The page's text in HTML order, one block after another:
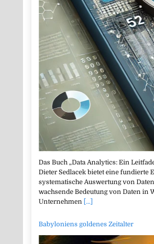
Das Buch „Data Analytics: Ein
Dieter Sedlacek bietet eine fundierte
systematische Auswertung von
wachsende Bedeutung von Daten in
Unternehmen [...]
Babyloniens goldenes Zeitalter